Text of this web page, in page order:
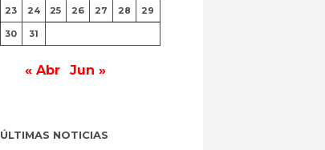
23 24 25 26 27 28 29
30 31
« Abr Jun »
ÚLTIMAS NOTICIAS